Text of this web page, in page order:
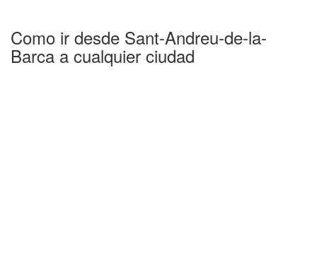
Como ir desde Sant-Andreu-de-la-
Barca a cualquier ciudad